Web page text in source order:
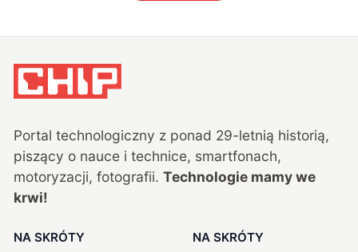
Portal technologiczny z ponad 29-letnią historią,
piszący o nauce i technice, smartfonach,
motoryzacji, fotografii. Technologie mamy we
krwi!
NA SKRÓTY NA SKRÓTY